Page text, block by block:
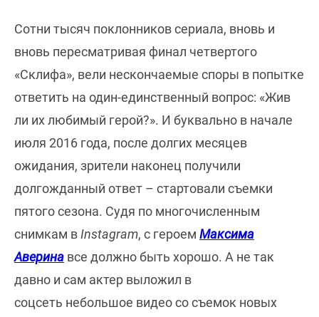
Сотни тысяч поклонников сериала, вновь и
вновь пересматривая финал четвертого
«Склифа», вели нескончаемые споры в попытке
ответить на один-единственный вопрос: «Жив
ли их любимый герой?». И буквально в начале
июля 2016 года, после долгих месяцев
ожидания, зрители наконец получили
долгожданный ответ – стартовали съемки
пятого сезона. Судя по многочисленным
снимкам вInstagram, с героем Максима
Аверина все должно быть хорошо. А не так
давно и сам актер выложил в
соцсеть небольшое видео со съемок новых